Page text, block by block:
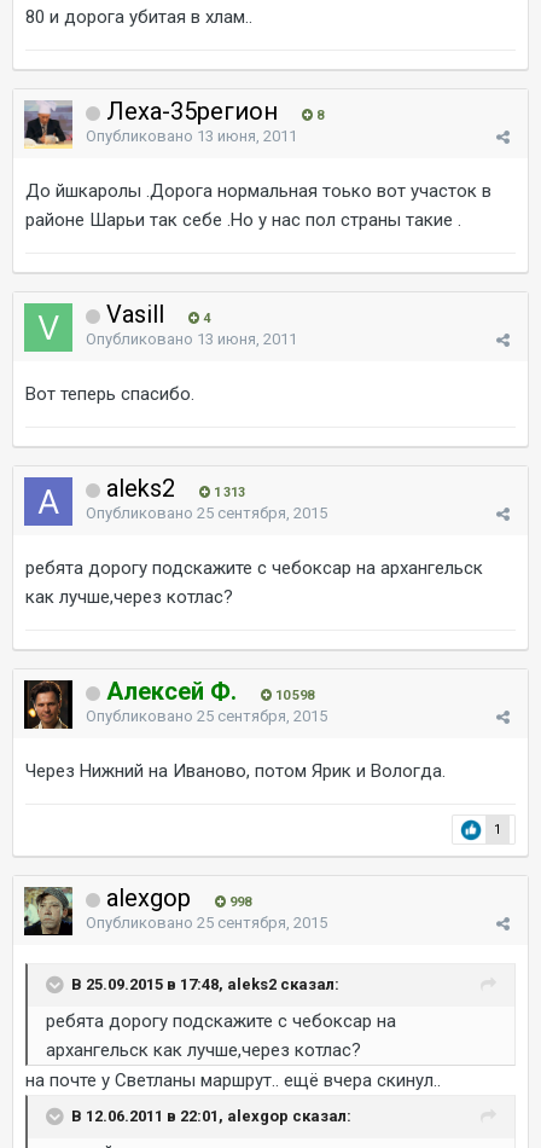
80 и дорога убитая в хлам..
Леха-35регион 8
Опубликовано 13 июня, 2011
До йшкаролы .Дорога нормальная тоько вот участок в
районе Шарьи так себе .Но у нас пол страны такие .
Vasill 4
Опубликовано 13 июня, 2011
Вот теперь спасибо.
aleks2 1 313
Опубликовано 25 сентября, 2015
ребята дорогу подскажите с чебоксар на архангельск
как лучше,через котлас?
Алексей Ф. 10 598
Опубликовано 25 сентября, 2015
Через Нижний на Иваново, потом Ярик и Вологда.
1
alexgop 998
Опубликовано 25 сентября, 2015
В 25.09.2015 в 17:48, aleks2 сказал:
ребята дорогу подскажите с чебоксар на
архангельск как лучше,через котлас?
на почте у Светланы маршрут.. ещё вчера скинул..
В 12.06.2011 в 22:01, alexgop сказал: